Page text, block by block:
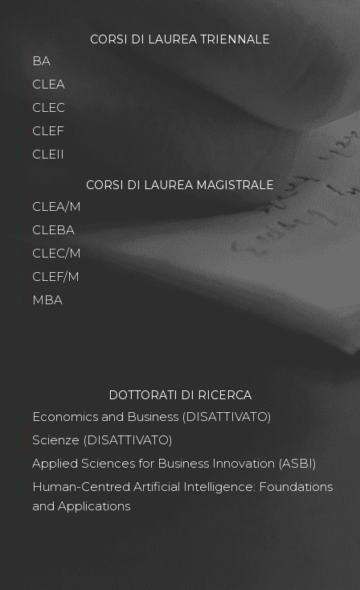
CORSI DI LAUREA TRIENNALE
BA
CLEA
CLEC
CLEF
CLEII
CORSI DI LAUREA MAGISTRALE
CLEA/M
CLEBA
CLEC/M
CLEF/M
MBA
DOTTORATI DI RICERCA
Economics and Business (DISATTIVATO)
Scienze (DISATTIVATO)
Applied Sciences for Business Innovation (ASBI)
Human-Centred Artificial Intelligence: Foundations
and Applications